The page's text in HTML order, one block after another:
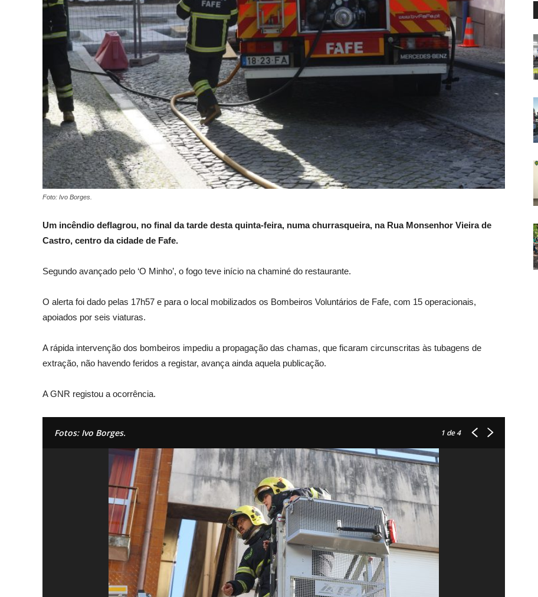
Foto: Ivo Borges.
Um incêndio deflagrou, no final da tarde desta quinta-feira, numa churrasqueira, na Rua Monsenhor Vieira de
Castro, centro da cidade de Fafe.
Segundo avançado pelo ‘O Minho’, o fogo teve início na chaminé do restaurante.
O alerta foi dado pelas 17h57 e para o local mobilizados os Bombeiros Voluntários de Fafe, com 15 operacionais,
apoiados por seis viaturas.
A rápida intervenção dos bombeiros impediu a propagação das chamas, que ficaram circunscritas às tubagens de
extração, não havendo feridos a registar, avança ainda aquela publicação.
A GNR registou a ocorrência.
Fotos: Ivo Borges. 1 de 4